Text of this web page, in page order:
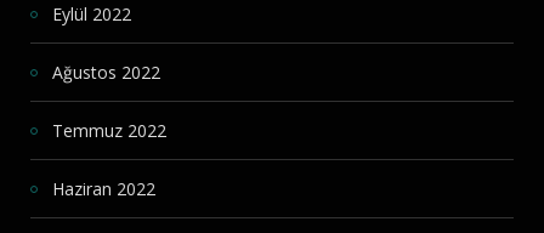
Eylül 2022
Ağustos 2022
Temmuz 2022
Haziran 2022